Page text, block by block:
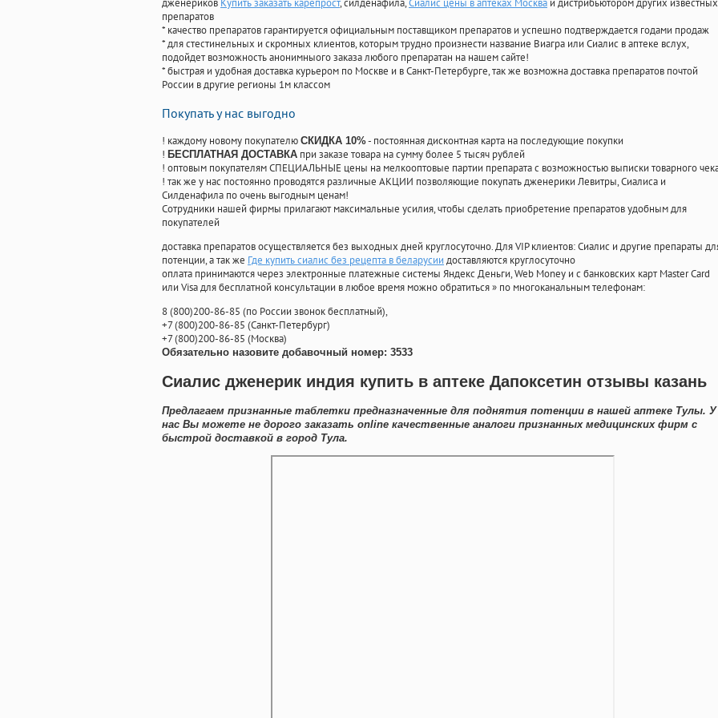
дженериков Купить заказать карепрост, силденафила,Сиалис цены в аптеках Москва и дистрибьютором других известных
препаратов
* качество препаратов гарантируется официальным поставщиком препаратов и успешно подтверждается годами продаж
* для стестинельных и скромных клиентов, которым трудно произнести название Виагра или Сиалис в аптеке вслух,
подойдет возможность анонимныого заказа любого препаратан на нашем сайте!
* быстрая и удобная доставка курьером по Москве и в Санкт-Петербурге, так же возможна доставка препаратов почтой
России в другие регионы 1м классом
Покупать у нас выгодно
! каждому новому покупателю СКИДКА 10%- постоянная дисконтная карта на последующие покупки
! БЕСПЛАТНАЯ ДОСТАВКА при заказе товара на сумму более 5 тысяч рублей
! оптовым покупателям СПЕЦИАЛЬНЫЕ цены на мелкооптовые партии препарата с возможностью выписки товарного
! так же у нас постоянно проводятся различные АКЦИИ позволяющие покупать дженерики Левитры, Сиалиса и
Силденафила по очень выгодным ценам!
Cотрудники нашей фирмы прилагают максимальные усилия, чтобы сделать приобретение препаратов удобным для
покупателей
доставка препаратов осуществляется без выходных дней круглосуточно. Для VIP клиентов: Сиалис и другие препараты
потенции, а так же Где купить сиалис без рецепта в беларусии доставляются круглосуточно
оплата принимаются через электронные платежные системы Яндекс Деньги, Web Money и с банковских карт Master Card
или Visa для бесплатной консультации в любое время можно обратиться» по многоканальным телефонам:
8(800)200-86-85 (по России звонок бесплатный),
+7(800)200-86-85 (Санкт-Петербург)
+7(800)200-86-85 (Москва)
Обязательно назовите добавочный номер: 3533
Сиалис дженерик индия купить в аптеке Дапоксетин отзывы казань
Предлагаем признанные таблетки предназначенные для поднятия потенции в нашей аптеке Тулы. У
нас Вы можете не дорого заказать online качественные аналоги признанных медицинских фирм с
быстрой доставкой в город Тула.